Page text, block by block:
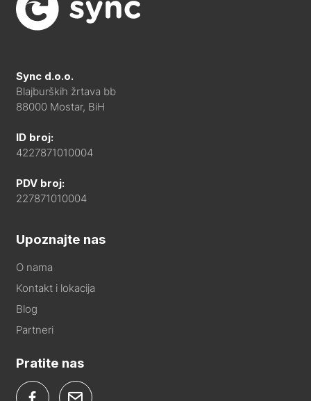
Sync d.o.o.
Blajburških žrtava bb
88000 Mostar, BiH
ID broj:
4227871010004
PDV broj:
227871010004
Upoznajte nas
O nama
Kontakt i lokacija
Blog
Partneri
Pratite nas